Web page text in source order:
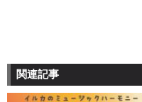
関連記事